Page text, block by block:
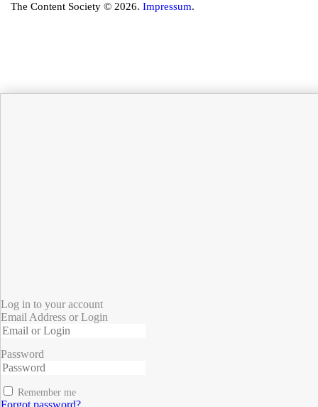
The Content Society © 2026. Impressum.
Log in to your account
Email Address or Login
Password
Remember me